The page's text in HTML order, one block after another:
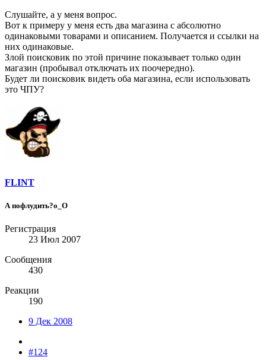
Слушайте, а у меня вопрос.
Вот к примеру у меня есть два магазина с абсолютно
одинаковыми товарами и описанием. Получается и ссылки на
них одинаковые.
Злой поисковик по этой причине показывает только один
магазин (пробывал отключать их поочередно).
Будет ли поисковик видеть оба магазина, если использовать
это ЧПУ?
FLINT
А пофлудить?о_О
Регистрация
23 Июл 2007
Сообщения
430
Реакции
190
9 Дек 2008
#124